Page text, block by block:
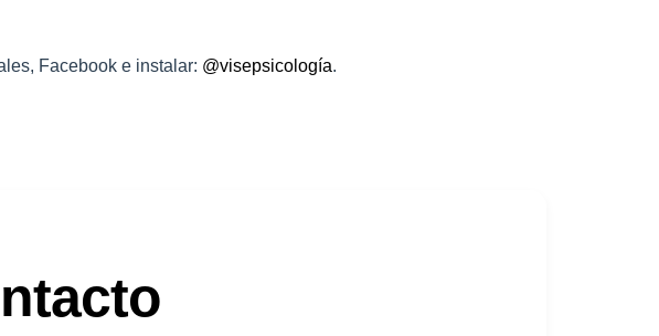
Facebook e instalar: @visepsicología.